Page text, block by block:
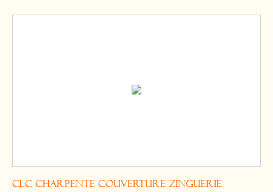
CLC Charpente Couverture Zinguerie